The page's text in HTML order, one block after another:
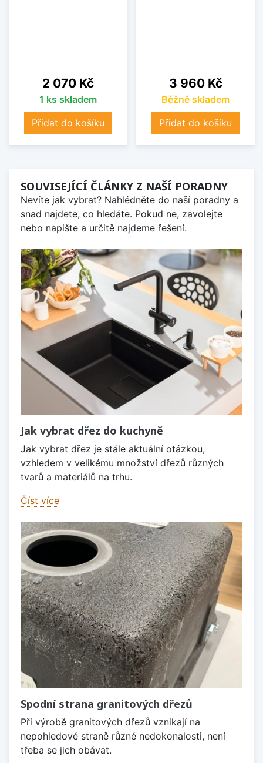
Cena
2 070 Kč
1 ks skladem
Přidat do košíku
Cena
3 960 Kč
Běžně skladem
Přidat do košíku
SOUVISEJÍCÍ ČLÁNKY Z NAŠÍ PORADNY
Nevíte jak vybrat? Nahlédněte do naší poradny a
snad najdete, co hledáte. Pokud ne, zavolejte
nebo napište a určitě najdeme řešení.
Jak vybrat dřez do kuchyně
Jak vybrat dřez je stále aktuální otázkou,
vzhledem v velikému množství dřezů různých
tvarů a materiálů na trhu.
Číst více
Spodní strana granitových dřezů
Při výrobě granitových dřezů vznikají na
nepohledové straně různé nedokonalosti, není
třeba se jich obávat.